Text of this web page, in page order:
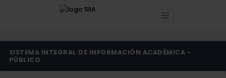
SISTEMA INTEGRAL DE INFORMACIÓN ACADÉMICA -
PÚBLICO